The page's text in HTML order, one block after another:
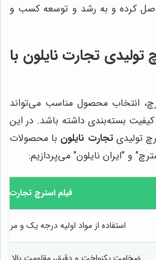
کرده و به رشد و توسعه کسب و
تولیدی تجارت نایلون با
انتخاب محصول مناسب می‌تواند
کیفیت بسته‌بندی داشته باشد. در این
تولیدیتجارت نایلون با محصولات
و "ایران نایلون" می‌پردازیم:
فیلم استرچ تجارت
استفاده از مواد اولیه درجه یک و